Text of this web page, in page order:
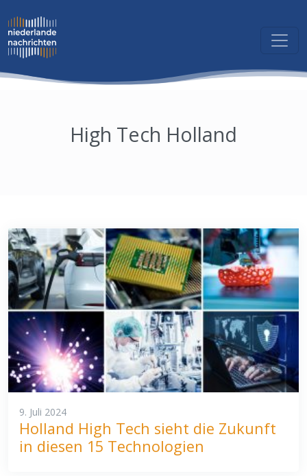
High Tech Holland
9. Juli 2024
Holland High Tech sieht die Zukunft
in diesen 15 Technologien